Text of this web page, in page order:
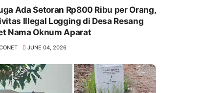
Ada Setoran Rp800 Ribu per Orang,
Illegal Logging di Desa Resang
Nama Oknum Aparat
JUNE 04, 2026